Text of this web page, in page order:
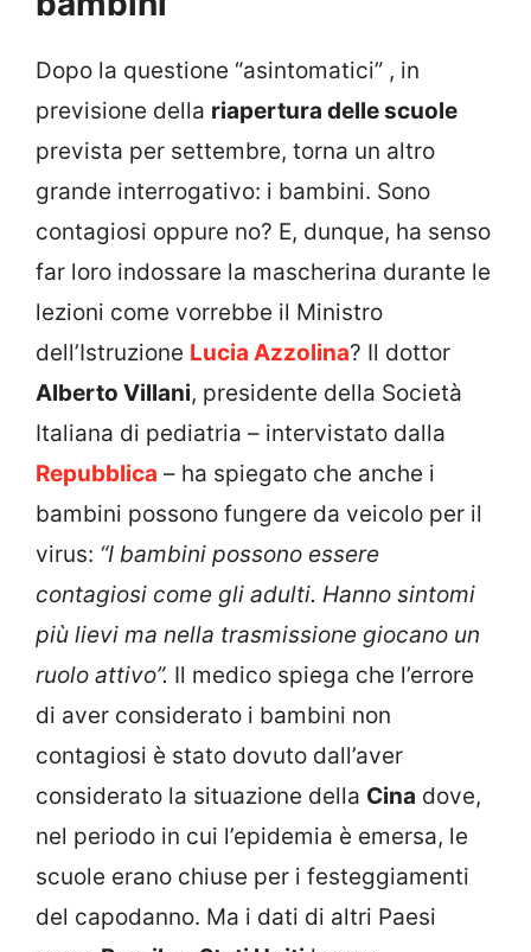
Dopo la questione “asintomatici” , in
previsione della riapertura delle scuole
prevista per settembre, torna un altro
grande interrogativo: i bambini. Sono
contagiosi oppure no? E, dunque, ha senso
far loro indossare la mascherina durante le
lezioni come vorrebbe il Ministro
dell’Istruzione Lucia Azzolina? Il dottor
Alberto Villani, presidente della Società
Italiana di pediatria – intervistato dalla
Repubblica – ha spiegato che anche i
bambini possono fungere da veicolo per il
virus: “I bambini possono essere
contagiosi come gli adulti. Hanno sintomi
più lievi ma nella trasmissione giocano un
ruolo attivo”. Il medico spiega che l’errore
di aver considerato i bambini non
contagiosi è stato dovuto dall’aver
considerato la situazione della Cina dove,
nel periodo in cui l’epidemia è emersa, le
scuole erano chiuse per i festeggiamenti
del capodanno. Ma i dati di altri Paesi